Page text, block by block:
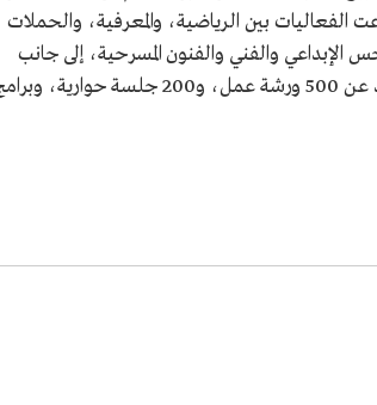
الفعاليات بين الرياضية، والمعرفية، والحملات
الإبداعي والفني والفنون المسرحية، إلى جانب
فعاليات ترفيهية متنوعة، وتضمنت المبادرة 16 معرضًا فنيًا، وما يزيد عن 500 ورشة عمل، و200 جلسة